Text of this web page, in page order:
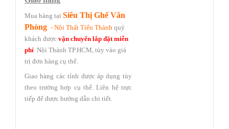
Mua hàng tại Siêu Thị Ghế Văn
Phòng - Nội Thất Tiến Thành quý
khách được vận chuyển lắp đặt miễn
phí Nội Thành TP.HCM, tùy vào giá
trị đơn hàng cụ thể.
Giao hàng các tỉnh được áp dụng tùy
theo trường hợp cụ thể.Liên hệ trực
tiếp để được hướng dẫn chi tiết.